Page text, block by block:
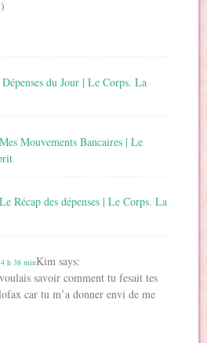
du Jour | Le Corps. La
Mouvements Bancaires | Le
Récap des dépenses | Le Corps. La
Kim says:
h 38 min
savoir comment tu fesait tes
car tu m’a donner envi de me